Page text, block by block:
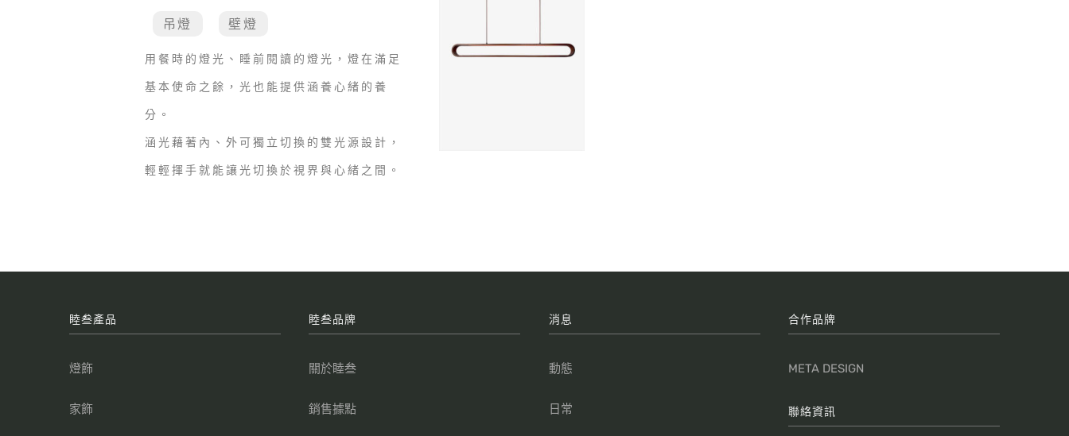
吊燈 壁燈
用餐時的燈光、睡前閱讀的燈光，燈在滿足
基本使命之餘，光也能提供涵養心緒的養
分。
涵光藉著內、外可獨立切換的雙光源設計，
輕輕揮手就能讓光切換於視界與心緒之間。
睦叁產品
燈飾
家飾
睦叁品牌
關於睦叁
銷售據點
消息
動態
日常
合作品牌
META DESIGN
聯絡資訊